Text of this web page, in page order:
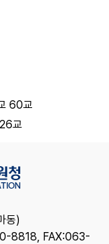
60교
교
동)
8818, FAX:063-